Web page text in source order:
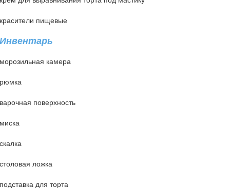
красители пищевые
Инвентарь
морозильная камера
рюмка
варочная поверхность
миска
скалка
столовая ложка
подставка для торта